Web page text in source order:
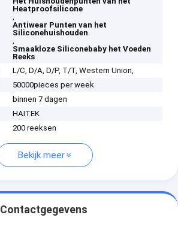
Heatproofsilicone
,
Antiwear Punten van het
Siliconehuishouden
,
Smaakloze Siliconebaby het Voeden
Reeks
L/C, D/A, D/P, T/T, Western Union,
50000pieces per week
binnen 7 dagen
HAITEK
200 reeksen
Bekijk meer
Contactgegevens